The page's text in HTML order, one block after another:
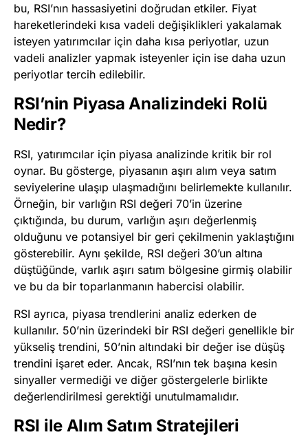
bu, RSI’nın hassasiyetini doğrudan etkiler. Fiyat
hareketlerindeki kısa vadeli değişiklikleri yakalamak
isteyen yatırımcılar için daha kısa periyotlar, uzun
vadeli analizler yapmak isteyenler için ise daha uzun
periyotlar tercih edilebilir.
RSI’nin Piyasa Analizindeki Rolü
Nedir?
RSI, yatırımcılar için piyasa analizinde kritik bir rol
oynar. Bu gösterge, piyasanın aşırı alım veya satım
seviyelerine ulaşıp ulaşmadığını belirlemekte kullanılır.
Örneğin, bir varlığın RSI değeri 70’in üzerine
çıktığında, bu durum, varlığın aşırı değerlenmiş
olduğunu ve potansiyel bir geri çekilmenin yaklaştığını
gösterebilir. Aynı şekilde, RSI değeri 30’un altına
düştüğünde, varlık aşırı satım bölgesine girmiş olabilir
ve bu da bir toparlanmanın habercisi olabilir.
RSI ayrıca, piyasa trendlerini analiz ederken de
kullanılır. 50’nin üzerindeki bir RSI değeri genellikle bir
yükseliş trendini, 50’nin altındaki bir değer ise düşüş
trendini işaret eder. Ancak, RSI’nın tek başına kesin
sinyaller vermediği ve diğer göstergelerle birlikte
değerlendirilmesi gerektiği unutulmamalıdır.
RSI ile Alım Satım Stratejileri